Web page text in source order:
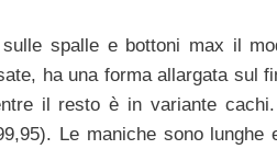
spalle e bottoni max il
ha una forma allargata sul
il resto è in variante
Le maniche sono